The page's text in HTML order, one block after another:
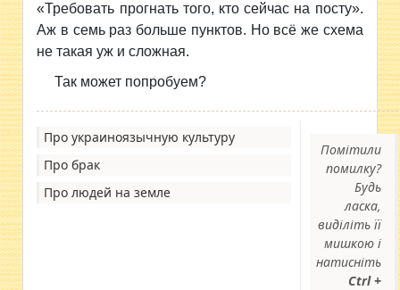
«Требовать прогнать того, кто сейчас на посту».
Аж в семь раз больше пунктов. Но всё же схема
не такая уж и сложная.
Так может попробуем?
Про украиноязычную культуру
Про брак
Про людей на земле
Помітили
помилку?
Будь
ласка,
виділіть її
мишкою і
натисніть
Ctrl +